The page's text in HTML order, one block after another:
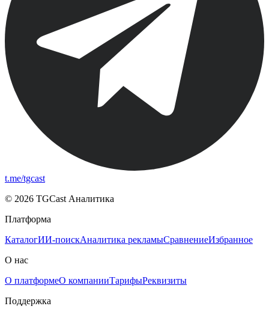
t.me/tgcast
© 2026 TGCast Аналитика
Платформа
КаталогИИ-поискАналитика рекламыСравнениеИзбранное
О нас
О платформеО компанииТарифыРеквизиты
Поддержка